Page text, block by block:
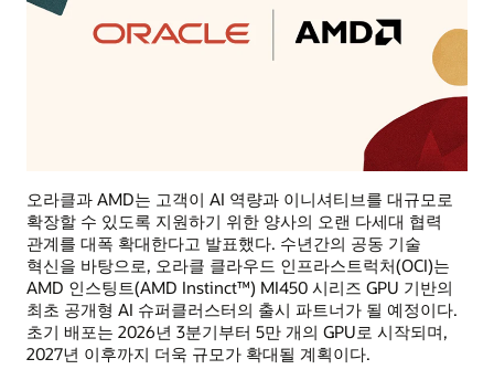
오라클과 AMD는 고객이 AI 역량과 이니셔티브를 대규모로
확장할 수 있도록 지원하기 위한 양사의 오랜 다세대 협력
관계를 대폭 확대한다고 발표했다. 수년간의 공동 기술
혁신을 바탕으로, 오라클 클라우드 인프라스트럭처(OCI)는
AMD 인스팅트(AMD Instinct™) MI450 시리즈 GPU 기반의
최초 공개형 AI 슈퍼클러스터의 출시 파트너가 될 예정이다.
초기 배포는 2026년 3분기부터 5만 개의 GPU로 시작되며,
2027년 이후까지 더욱 규모가 확대될 계획이다.